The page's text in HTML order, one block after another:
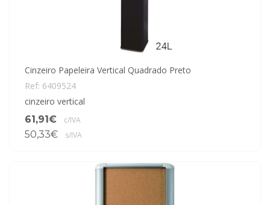
Cinzeiro Papeleira Vertical Quadrado Preto
Ref: 6409524
cinzeiro vertical
61,91€
c/IVA
50,33€ s/IVA